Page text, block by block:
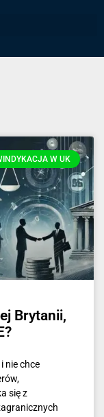
W UK
Brytanii,
nie chce
się z